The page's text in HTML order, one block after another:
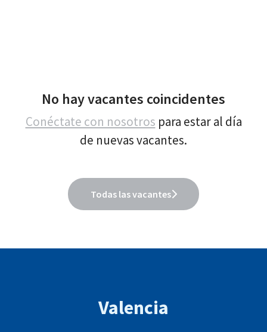
No hay vacantes coincidentes
Conéctate con nosotros para estar al día
de nuevas vacantes.
Todas las vacantes
Valencia